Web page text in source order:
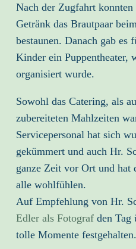
Nach der Zugfahrt konnten
Getränk das Brautpaar
bestaunen. Danach gab es
Kinder ein Puppentheater,
organisiert wurde.
Sowohl das Catering, als
zubereiteten Mahlzeiten
Servicepersonal hat sich
gekümmert und auch Hr.
ganze Zeit vor Ort und hat
alle wohlfühlen.
Auf Empfehlung von Hr.
Edler als Fotograf den Tag
tolle Momente festgehalten.